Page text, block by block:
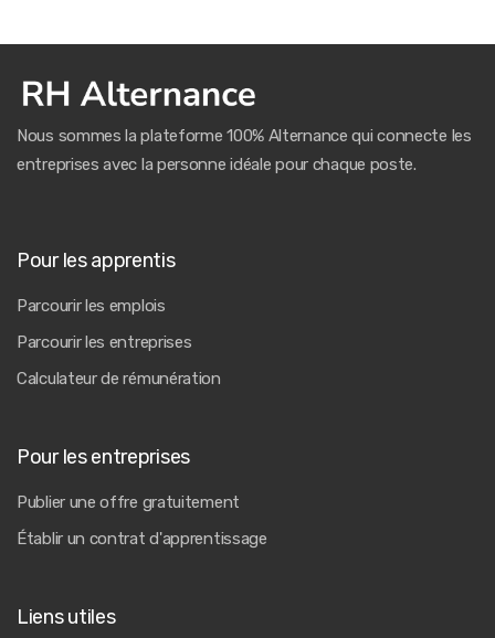
Nous sommes la plateforme 100% Alternance qui connecte les
entreprises avec la personne idéale pour chaque poste.
Pour les apprentis
Parcourir les emplois
Parcourir les entreprises
Calculateur de rémunération
Pour les entreprises
Publier une offre gratuitement
Établir un contrat d'apprentissage
Liens utiles